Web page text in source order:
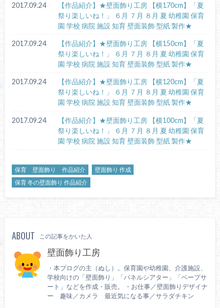
2017.09.24
【作品紹介】★壁面飾り工房 【横170cm】「夏
祭り楽しいね！」 ６月 ７月 ８月 夏 幼稚園 保育
園 学校 病院 施設 知育 壁面装飾 型紙 製作★
2017.09.24
【作品紹介】★壁面飾り工房 【横150cm】「夏
祭り楽しいね！」 ６月 ７月 ８月 夏 幼稚園 保育
園 学校 病院 施設 知育 壁面装飾 型紙 製作★
2017.09.24
【作品紹介】★壁面飾り工房 【横120cm】「夏
祭り楽しいね！」 ６月 ７月 ８月 夏 幼稚園 保育
園 学校 病院 施設 知育 壁面装飾 型紙 製作★
2017.09.24
【作品紹介】★壁面飾り工房 【横100cm】「夏
祭り楽しいね！」 ６月 ７月 ８月 夏 幼稚園 保育
園 学校 病院 施設 知育 壁面装飾 型紙 製作★
保育 壁面飾り 作品紹介
壁面飾り 作成
保育 冬の壁面飾り 作品紹介
ABOUT この記事をかいた人
壁面飾り工房
・本ブログの主（ぬし）。保育園や幼稚園、介護施設、
学校向けの「壁面飾り」「パネルシアター」「ペープサ
ート」などを作成・販売。 ・お仕事／壁面飾りデザイナ
ー 趣味／カメラ 最近気になる事／サラダチキン